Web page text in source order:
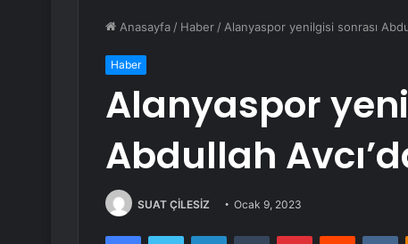
Anasayfa / Haber / Alanyaspor yenilgisi sonrası
Haber
Alanyaspor
Abdullah
SUAT ÇİLESİZ Ocak 9, 2023
FacebookTwitter LinkedInTumblr PinterestReddit